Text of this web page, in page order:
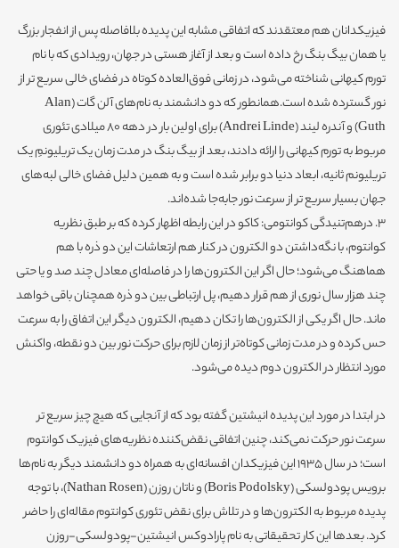
فیزیکدانان هم معتقدند که اتفاقی مشابه این پدیده بلافاصله پس از انفجار بزرگ
یا همان بیگ بنگ رخ داده است و بعد از آغاز هستی در جهان، رویدادی که با نام
تورم کیهانی شناخته می‌شود، در زمانی فوق‌العاده کوتاه در فضای خالی سریع تر از
نور گسترده شده است.همانطور که دو دانشمند به نام‌های آلن گات (Alan
Guth) و آندره لیند (Andrei Linde)‌ برای اولین بار در دهه 80 میلادی تئوری
مربوط به تورم کیهانی را ارائه دادند، بعد از بیگ بنگ در مدت زمان یک تریلیونمِ یک
تریلیونم ثانیه،‌ ابعاد دنیا دو برابر شده است و به همین دلیل فضای خالی لبه‌های
جهان بسیار سریع تر از سرعت نور جابه‌جا شده‌اند.
3. درهم‌تنیدگی کوانتومی: کاکو در این رابطه اظهار کرده که بر طبق نظریه
کوانتوم، با نگه‌داشتن دو الکترون در کنار هم ارتعاشات این دو ذره با هم
هماهنگ می‌شود؛ حال اگر این الکترون‌ها را در فاصله‌ای معادل چند صد و یا حتی
چند هزار سال نوری از هم قرار دهیم، پل ارتباطی بین دو ذره همچنان باقی خواهد
ماند. حال اگر یکی از الکترون‌ها را تکان دهیم، الکترون دیگر این اتفاق را به سرعت
حس کرده و در مدت زمانی کوتاه‌تر از زمان لازم برای حرکت نور بین دو نقطه،‌ واکنش
مورد انتظار در الکترون دوم دیده می‌شود.
در ابتدا در مورد این پدیده انیشتین گفته بود که از آنجایی که هیچ چیز سریع تر
سرعت نور حرکت نمی‌کند، چنین اتفاقی نقض‌کننده نظریه‌های فیزیک کوانتوم
است؛ در سال 1935 این فیزیکدان افسانه‌ای به همراه دو دانشمند دیگر به نام‌ها
برویس پودولسکی (Boris Podolsky) و ناتان روزن (Nathan Rosen)،‌ با توجه
پدیده مربوط به الکترون‌ها و در تلاش برای نقض تئوری کوانتوم مقاله‌ای را حاضر
کرد. بعدها این کار تحقیقاتی به نام پارادوکس انیشتین-پودولسکی-روزن